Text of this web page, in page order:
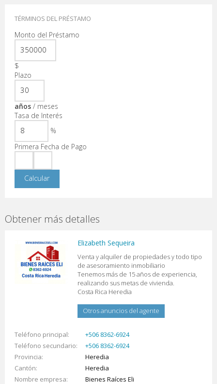
TÉRMINOS DEL PRÉSTAMO
Monto del Préstamo
$
Plazo
años / meses
Tasa de Interés
%
Primera Fecha de Pago
Obtener más detalles
Elizabeth Sequeira
Venta y alquiler de propiedades y todo tipo
de asesoramiento inmobiliario
Tenemos más de 15 años de experiencia,
realizando sus metas de vivienda.
Costa Rica Heredia
Otros anuncios del agente
Teléfono principal
+506 8362-6924
Teléfono secundario
+506 8362-6924
Provincia
Heredia
Cantón
Heredia
Nombre empresa
Bienes Raíces Eli